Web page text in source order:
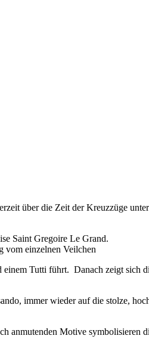
über die Zeit der Kreuzzüge
Saint Gregoire Le Grand.
vom einzelnen Veilchen
Tutti führt. Danach zeigt sich
immer wieder auf die stolze,
anmutenden Motive symbolisieren